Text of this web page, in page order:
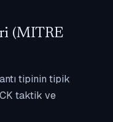
(MITRE
tipinin tipik
taktik ve